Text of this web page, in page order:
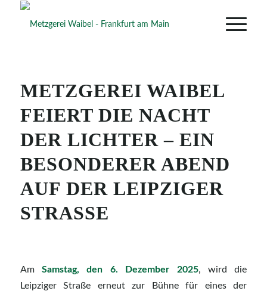
METZGEREI WAIBEL
FEIERT DIE NACHT
DER LICHTER – EIN
BESONDERER ABEND
AUF DER LEIPZIGER
STRASSE
Am Samstag, den 6. Dezember 2025, wird die
Leipziger Straße erneut zur Bühne für eines der